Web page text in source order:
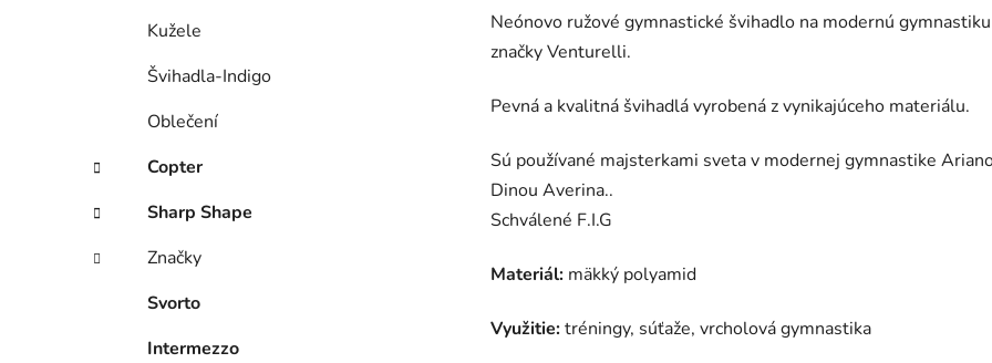
Kužele
Švihadla-Indigo
Oblečení
Copter
Sharp Shape
Značky
Svorto
Intermezzo
Neónovo ružové gymnastické švihadlo na modernú gymnastiku
značky Venturelli.
Pevná a kvalitná švihadlá vyrobená z vynikajúceho materiálu.
Sú používané majsterkami sveta v modernej gymnastike
Dinou Averina..
Schválené F.I.G
Materiál: mäkký polyamid
Využitie:tréningy, súťaže, vrcholová gymnastika